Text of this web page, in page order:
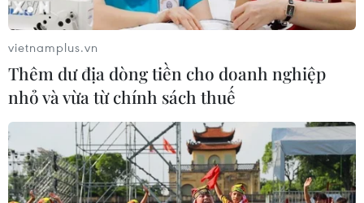
Hãng Walt Disney ký thỏa thuận
chưa từng có tiền lệ với TikTok
05/08/2026 13:31
Cảng hàng không Quảng Trị tăng
tốc, hướng tới mục tiêu khai thác
cuối năm 2026
05/08/2026 10:59
vietnamplus.vn
Thêm dư địa dòng tiền cho doanh nghiệp
nhỏ và vừa từ chính sách thuế